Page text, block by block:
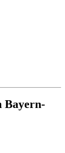
Bayern-